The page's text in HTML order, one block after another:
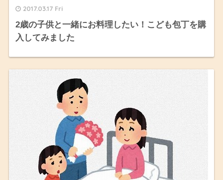
2017.03.17 Fri
2歳の子供と一緒にお料理したい！こども包丁を購
入してみました